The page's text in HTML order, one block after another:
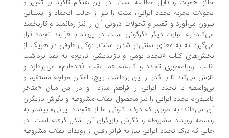
اهمیت و قابل مطالعه است. در این هنگام تاکید بر تغییر و
تجربه تجدد ایرانی، سنت را نیز از حالت انجماد و ایستایی
می‌آورد و تغییر و تحولات درونی آن را نیز زمانمند و تاریخمند
به عبارت دیگر دگرگونی سنت در پیوند با فرآیند تجدد قرار
نه به معنای سنتی‌تر شدن سنت. توکلی طرقی در هریک از
کتاب «تجدد بومی و بازاندیشی تاریخ» به نقد برداشت
اروپامحوری تجدد و کلیشه «ما عقب افتاده‌ایم» می‌پردازد و
می‌کند تا با گذر از این برداشت رایج، امکان مواجه مستقیم و
با تجدد ایرانی را فراهم سازد. او در این میان «متاخر
تجدد ایرانی را نیز محصول انقلاب مشروطه و نگرش بازیگران
می‌داند؛ به طوری که درک اکنونی ما از «تجدد ایرانی» بیشتر به
رویداد مشروطه و نگرش بازیگران آن شکل گرفته است، در
که درک تجدد ایرانی نیاز به فراتر رفتن از رویداد انقلاب مشروطه